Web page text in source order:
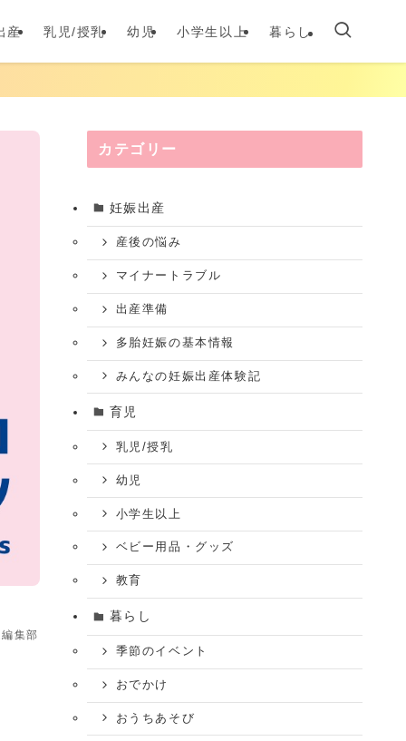
産 乳児/授乳 幼児 小学生以上 暮らし
集部
カテゴリー
妊娠出産
産後の悩み
マイナートラブル
出産準備
多胎妊娠の基本情報
みんなの妊娠出産体験記
育児
乳児/授乳
幼児
小学生以上
ベビー用品・グッズ
教育
暮らし
季節のイベント
おでかけ
おうちあそび